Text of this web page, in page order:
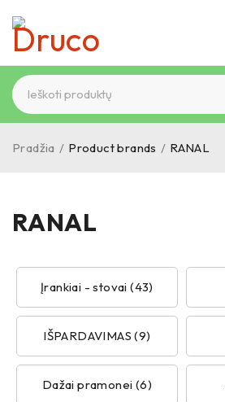
RANAL
Pradžia / Product brands / RANAL
Įrankiai - stovai (43)
IŠPARDAVIMAS (9)
Dažai pramonei (6)